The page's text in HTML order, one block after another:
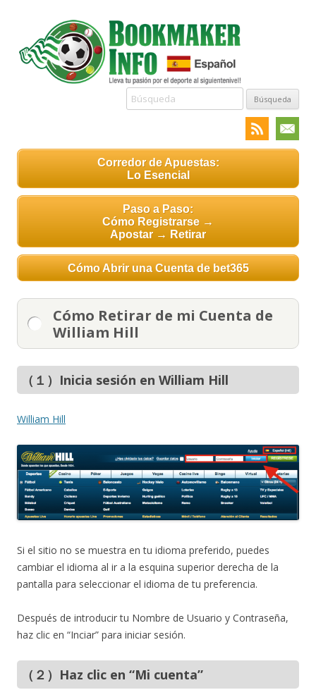
Búsqueda:
Corredor de Apuestas:
Lo Esencial
Paso a Paso:
Cómo Registrarse →
Apostar → Retirar
Cómo Abrir una Cuenta de bet365
Cómo Retirar de mi Cuenta de
William Hill
（１）Inicia sesión en William Hill
William Hill
Si el sitio no se muestra en tu idioma preferido, puedes
cambiar el idioma al ir a la esquina superior derecha de la
pantalla para seleccionar el idioma de tu preferencia.
Después de introducir tu Nombre de Usuario y Contraseña,
haz clic en “Inciar” para iniciar sesión.
（２）Haz clic en “Mi cuenta”